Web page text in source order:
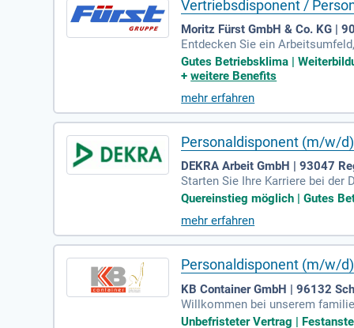
Vertriebsdisponent /
Moritz Fürst GmbH & Co. KG |
Entdecken Sie ein
Arbeit. Genießen Sie
e mit unserer betrieblichen
bergeführtes
erg!
Gutes Betriebsklima |
+weitere Benefits
mehr erfahren
Personaldisponent (m/w/
DEKRA Arbeit GmbH | 93047
Starten Sie Ihre Karriere bei der
ssung in 94315 Straubing. In
he Ausbildung ist
e EDV-Kenntnisse besitzen,
Quereinstieg möglich | Gutes
mehr erfahren
Personaldisponent (m/w/d)
KB Container GmbH | 96132
Willkommen bei unserem
r temporäre Containeranlagen
Unbefristeter Vertrag |